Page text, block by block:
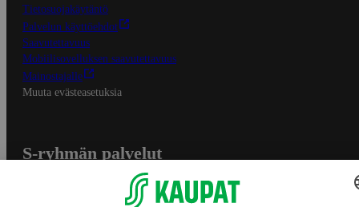
Tietosuojakäytäntö
Palvelun käyttöehdot
Saavutettavuus
Mobiilisovelluksen saavutettavuus
Mainostajalle
Muuta evästeasetuksia
S-ryhmän palvelut